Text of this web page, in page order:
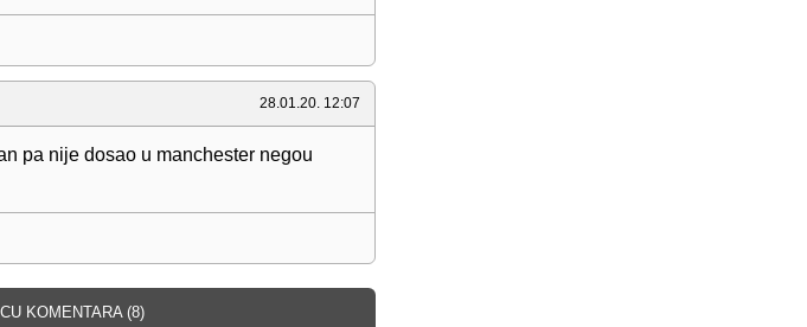
28.01.20. 12:07
pa nije dosao u manchester negou
KOMENTARA (8)